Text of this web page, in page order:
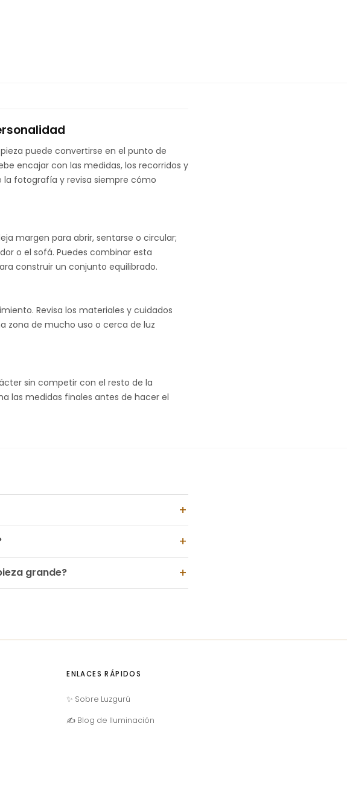
puede convertirse en el punto de
encajar con las medidas, los recorridos y
la fotografía y revisa siempre cómo
margen para abrir, sentarse o circular;
o el sofá. Puedes combinar esta
construir un conjunto equilibrado.
Revisa los materiales y cuidados
zona de mucho uso o cerca de luz
sin competir con el resto de la
las medidas finales antes de hacer el
grande?
ENLACES RÁPIDOS
✨ Sobre Luzgurú
✍ Blog de Iluminación